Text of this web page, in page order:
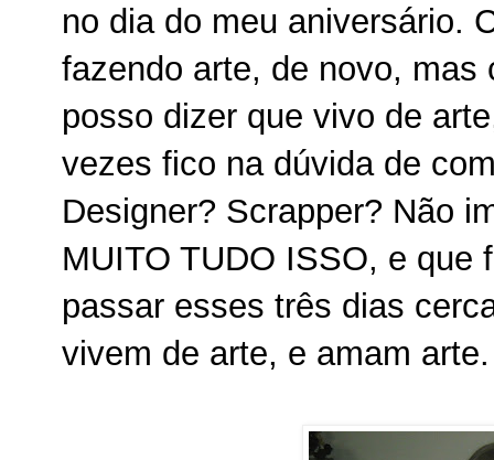
no dia do meu aniversário.
fazendo arte, de novo, mas
posso dizer que vivo de
vezes fico na dúvida de
Designer? Scrapper? Não
MUITO TUDO ISSO, e que
passar esses três dias
vivem de arte, e amam